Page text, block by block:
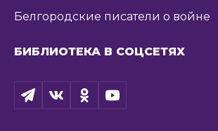
Белгородские писатели о войне
БИБЛИОТЕКА В СОЦСЕТЯХ